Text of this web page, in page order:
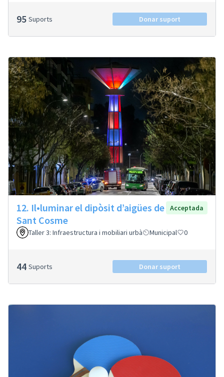
95 Suports Donar suport
12. Il•luminar el dipòsit d’aigües de
Sant Cosme
Acceptada
Taller 3: Infraestructura i mobiliari urbà Municipal 0
44 Suports Donar suport